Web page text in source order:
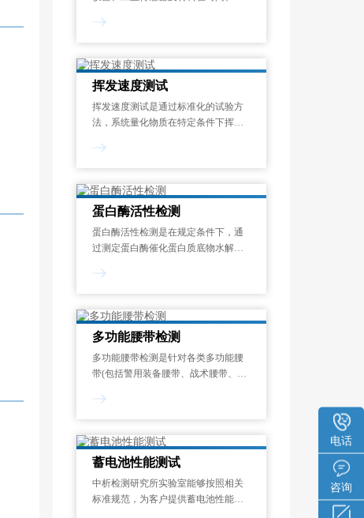
电话
咨询
能参数偏离初始设定值的程度的标准
件、工业设备及精密仪器中，关键性
能参数随时间
挥发速度测试
挥发速度测试是通过标准化的试验方
法，系统量化物质在特定条件下挥发
试结果以单位时间的质量损失来表
化配方设计并满足法规要求，广泛应
用于化工、涂料、
蛋白酶活性检测
蛋白酶活性检测是在规定条件下，通
过测定蛋白酶催化蛋白质底物水解生
能力的标准化测试过程。酶活力单位
pH条件下，1分钟内水解蛋白质底物
释放1μmol显色呈
多功能腰带检测
多功能腰带检测是针对各类多功能腰
带(包括警用装备腰带、战术腰带、工
性能、化学安全性、环境适应性和使
程。其目的在于验证腰带是否符合国
家强制性
蓄电池性能测试
中析检测研究所实验室能够按照相关
标准规范，为客户提供蓄电池性能测